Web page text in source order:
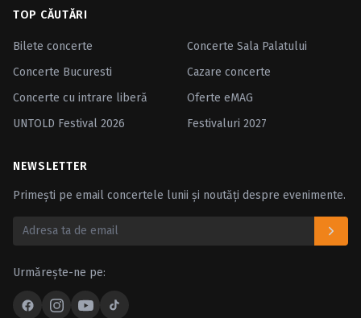
TOP CĂUTĂRI
Bilete concerte
Concerte Sala Palatului
Concerte Bucuresti
Cazare concerte
Concerte cu intrare liberă
Oferte eMAG
UNTOLD Festival 2026
Festivaluri 2027
NEWSLETTER
Primești pe email concertele lunii și noutăți despre evenimente.
Urmărește-ne pe: